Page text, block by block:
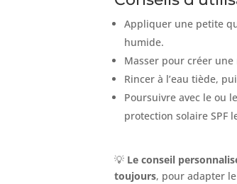
Appliquer une petite
humide.
Masser pour créer
Rincer à l’eau tiède,
Poursuivre avec le ou
protection solaire SPF
💡 Le conseil
toujours, pour adapter